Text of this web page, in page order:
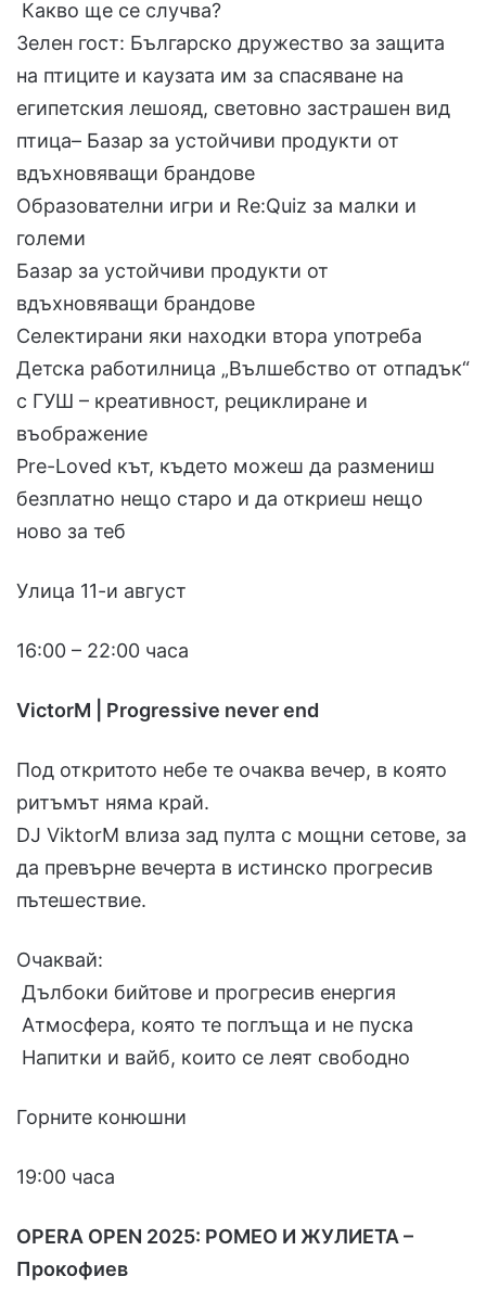
Какво ще се случва?
Зелен гост: Българско дружество за защита
на птиците и каузата им за спасяване на
египетския лешояд, световно застрашен вид
птица– Базар за устойчиви продукти от
вдъхновяващи брандове
Образователни игри и Re:Quiz за малки и
големи
Базар за устойчиви продукти от
вдъхновяващи брандове
Селектирани яки находки втора употреба
Детска работилница „Вълшебство от отпадък“
с ГУШ – креативност, рециклиране и
въображение
Pre-Loved кът, където можеш да размениш
безплатно нещо старо и да откриеш нещо
ново за теб
Улица 11-и август
16:00 – 22:00 часа
VictorM | Progressive never end
Под откритото небе те очаква вечер, в която
ритъмът няма край.
DJ ViktorM влиза зад пулта с мощни сетове, за
да превърне вечерта в истинско прогресив
пътешествие.
Очаквай:
Дълбоки бийтове и прогресив енергия
Атмосфера, която те поглъща и не пуска
Напитки и вайб, които се леят свободно
Горните конюшни
19:00 часа
OPERA OPEN 2025: РОМЕО И ЖУЛИЕТА –
Прокофиев